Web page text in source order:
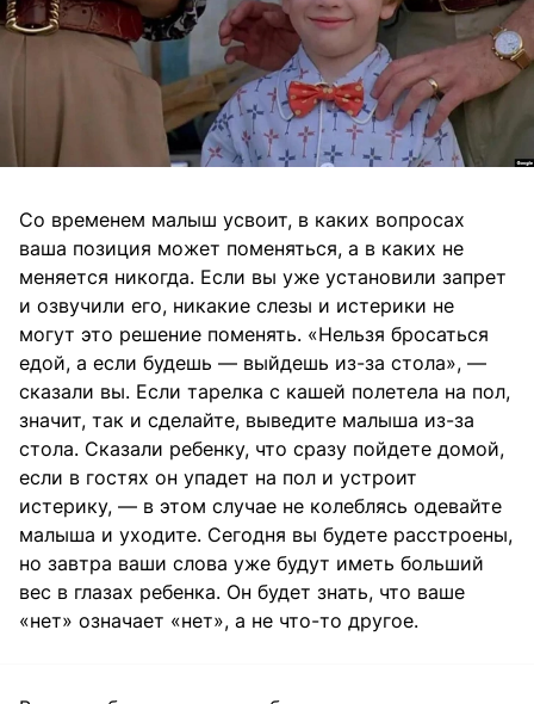
Со временем малыш усвоит, в каких вопросах
ваша позиция может поменяться, а в каких не
меняется никогда. Если вы уже установили запрет
и озвучили его, никакие слезы и истерики не
могут это решение поменять. «Нельзя бросаться
едой, а если будешь — выйдешь из-за стола», —
сказали вы. Если тарелка с кашей полетела на пол,
значит, так и сделайте, выведите малыша из-за
стола. Сказали ребенку, что сразу пойдете домой,
если в гостях он упадет на пол и устроит
истерику, — в этом случае не колеблясь одевайте
малыша и уходите. Сегодня вы будете расстроены,
но завтра ваши слова уже будут иметь больший
вес в глазах ребенка. Он будет знать, что ваше
«нет» означает «нет», а не что-то другое.